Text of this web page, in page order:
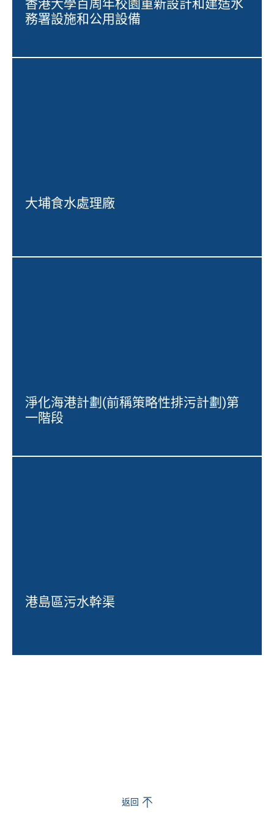
香港大學百周年校園重新設計和建造水
務署設施和公用設備
大埔食水處理廠
淨化海港計劃(前稱策略性排污計劃)第
一階段
港島區污水幹渠
返回